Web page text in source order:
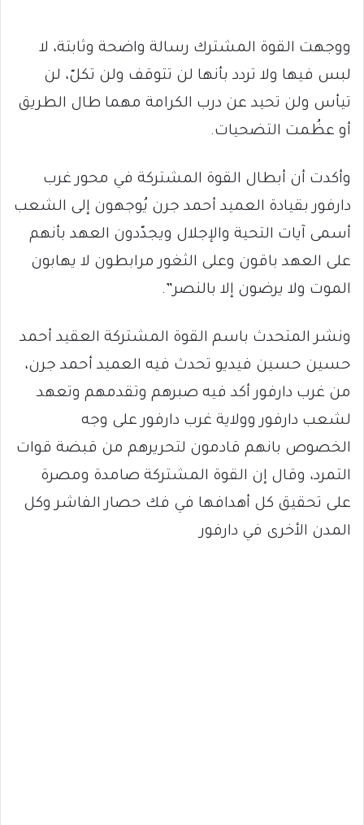
ووجهت القوة المشترك رسالة واضحة وثابتة، لا
لبس فيها ولا تردد بأنها لن تتوقف ولن تكلّ، لن
تيأس ولن تحيد عن درب الكرامة مهما طال الطريق
أو عظُمت التضحيات.
وأكدت أن أبطال القوة المشتركة في محور غرب
دارفور بقيادة العميد أحمد جرن يُوجهون إلى الشعب
أسمى آيات التحية والإجلال ويجدّدون العهد بأنهم
على العهد باقون وعلى الثغور مرابطون لا يهابون
الموت ولا يرضون إلا بالنصر”.
ونشر المتحدث باسم القوة المشتركة العقيد أحمد
حسين حسين فيديو تحدث فيه العميد أحمد جرن،
من غرب دارفور أكد فيه صبرهم وتقدمهم وتعهد
لشعب دارفور وولاية غرب دارفور على وجه
الخصوص بانهم قادمون لتحريرهم من قبضة قوات
التمرد، وقال إن القوة المشتركة صامدة ومصرة
على تحقيق كل أهدافها في فك حصار الفاشر وكل
المدن الأخرى في دارفور